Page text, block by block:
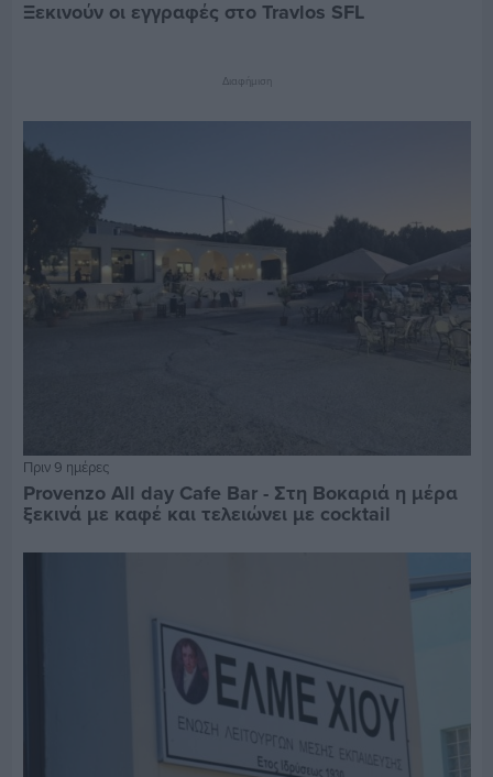
Ξεκινούν οι εγγραφές στο Travlos SFL
Διαφήμιση
Πριν 9 ημέρες
Provenzo All day Cafe Bar - Στη Βοκαριά η μέρα
ξεκινά με καφέ και τελειώνει με cocktail